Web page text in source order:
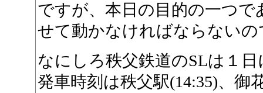
ですが、本日の目的の一つ
せて動かなければならないの
なにしろ秩父鉄道のSLは１
発車時刻は秩父駅(14:35)、御